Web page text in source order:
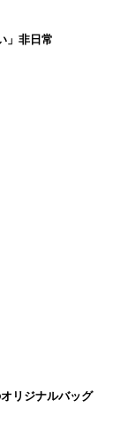
」非日常
リジナルバッグ